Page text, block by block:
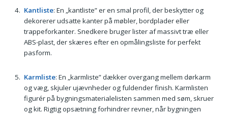
Kantliste: En „kantliste” er en smal profil, der beskytter og
dekorerer udsatte kanter på møbler, bordplader eller
trappeforkanter. Snedkere bruger lister af massivt træ eller
ABS-plast, der skæres efter en opmålingsliste for perfekt
pasform.
Karmliste: En „karmliste” dækker overgang mellem dørkarm
og væg, skjuler ujævnheder og fuldender finish. Karmlisten
figurér på bygningsmaterialelisten sammen med søm, skruer
og kit. Rigtig opsætning forhindrer revner, når bygningen